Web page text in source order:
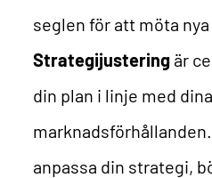
seglen för att möta nya
Strategijustering är
din plan i linje med
marknadsförhållanden.
anpassa din strategi,